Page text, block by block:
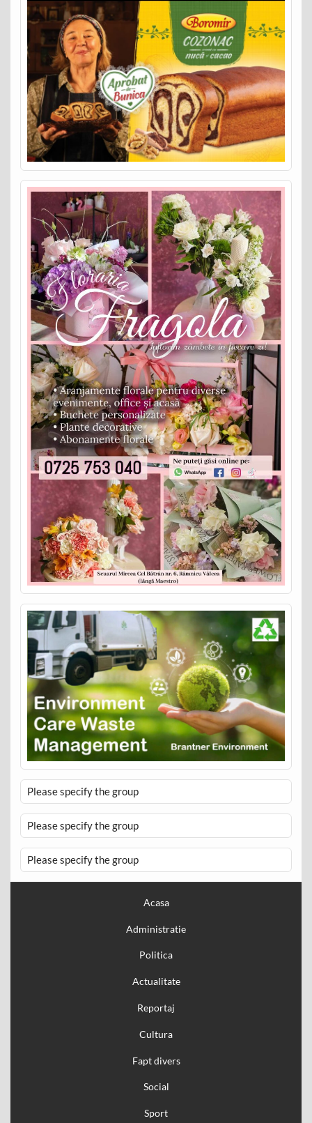
Please specify the group
Please specify the group
Please specify the group
Acasa
Administratie
Politica
Actualitate
Reportaj
Cultura
Fapt divers
Social
Sport